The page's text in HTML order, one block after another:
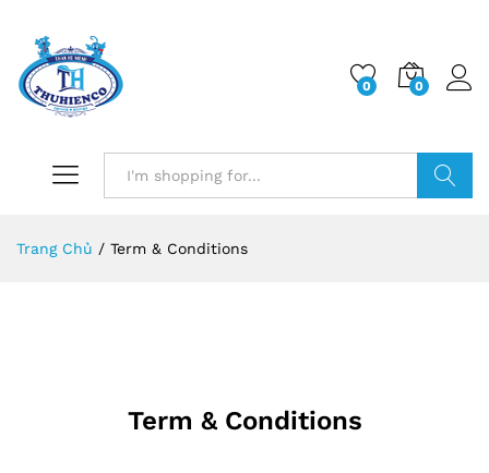
0 0
Trang Chủ / Term & Conditions
Term & Conditions